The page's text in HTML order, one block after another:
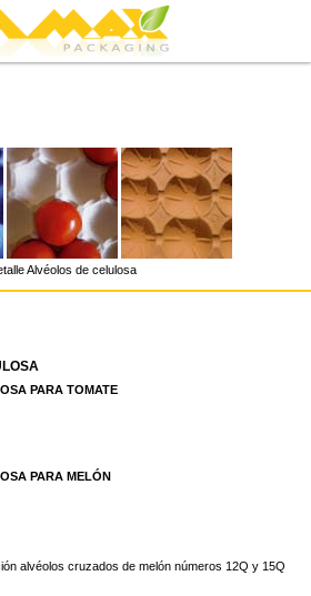
Alvéolos de celulosa
PARA TOMATE
PARA MELÓN
alvéolos cruzados de melón números 12Q y 15Q